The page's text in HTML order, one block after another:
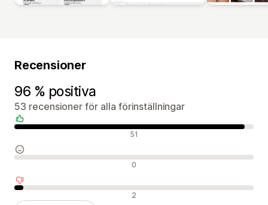
Recensioner
96 % positiva
53 recensioner för alla förinställningar
Positiva recensioner 51
Neutrala recensioner 0
Negativa recensioner 2